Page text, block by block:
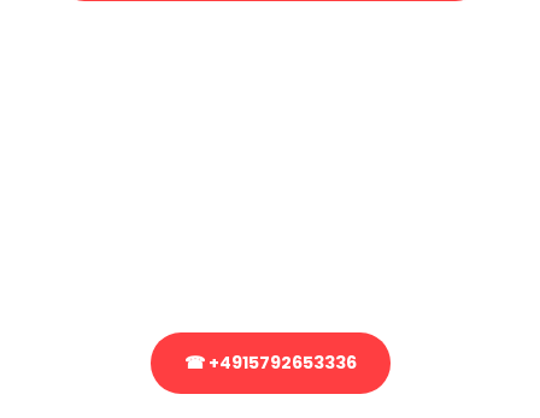
☎ +4915792653336